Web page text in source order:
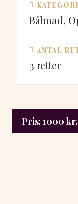
KATEGORI
Bålmad,
ANTAL
3 retter
Pris: 1000 kr.